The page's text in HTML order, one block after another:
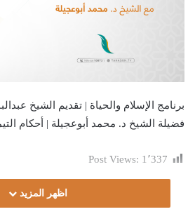
برنامج الإسلام والحياة | تقديم الشيخ
فضيلة الشيخ د. محمد أبوعجيلة | أحكام التيمم | 1 – 1 –
Post Views: 1٬337
اظهر المزيد